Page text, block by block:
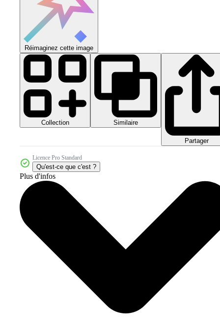
Réimaginez cette image
Collection Similaire
Partager
Licence Pro Standard
Qu'est-ce que c'est ?
Plus d'infos